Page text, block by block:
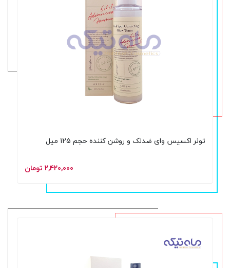
تونر اکسیس وای ضدلک و روشن کننده حجم 125 میل
۲,۴۲۰,۰۰۰ تومان